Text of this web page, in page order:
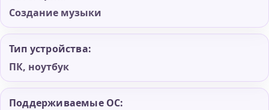
Создание музыки
Тип устройства:
ПК, ноутбук
Поддерживаемые ОС: